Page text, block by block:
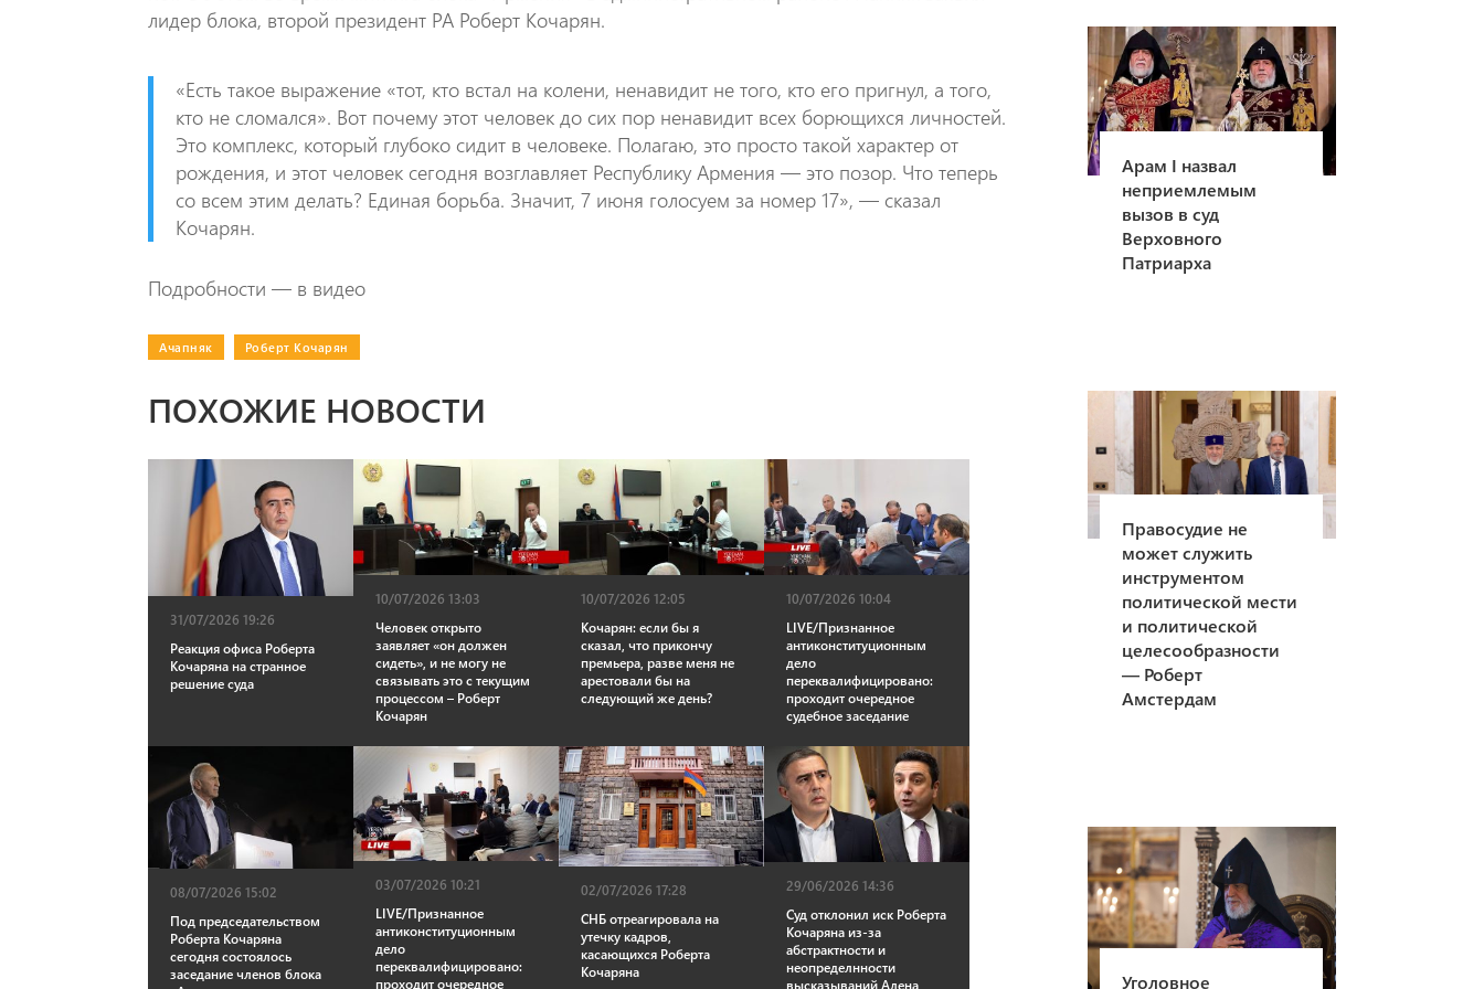
лидер блока, второй президент РА Роберт Кочарян.
«Есть такое выражение «тот, кто встал на колени, ненавидит не того, кто его пригнул, а того,
кто не сломался». Вот почему этот человек до сих пор ненавидит всех борющихся личностей.
Это комплекс, который глубоко сидит в человеке. Полагаю, это просто такой характер от
рождения, и этот человек сегодня возглавляет Республику Армения — это позор. Что теперь
со всем этим делать? Единая борьба. Значит, 7 июня голосуем за номер 17», — сказал
Кочарян.
Подробности — в видео
Ачапняк Роберт Кочарян
ПОХОЖИЕ НОВОСТИ
31/07/2026 19:26
Реакция офиса Роберта
Кочаряна на странное
решение суда
10/07/2026 13:03
Человек открыто
заявляет «он должен
сидеть», и не могу не
связывать это с текущим
процессом – Роберт
Кочарян
10/07/2026 12:05
Кочарян: если бы я
сказал, что прикончу
премьера, разве меня не
арестовали бы на
следующий же день?
10/07/2026 10:04
LIVE/Признанное
антиконституционным
дело
переквалифицировано:
проходит очередное
судебное заседание
08/07/2026 15:02
Под председательством
Роберта Кочаряна
сегодня состоялось
заседание членов блока
03/07/2026 10:21
LIVE/Признанное
антиконституционным
дело
переквалифицировано:
проходит очередное
02/07/2026 17:28
СНБ отреагировала на
утечку кадров,
касающихся Роберта
Кочаряна
29/06/2026 14:36
Суд отклонил иск Роберта
Кочаряна из-за
абстрактности и
неопределнности
высказываний Алена
Арам I назвал
неприемлемым
вызов в суд
Верховного
Патриарха
Правосудие не
может служить
инструментом
политической мести
и политической
целесообразности
— Роберт
Амстердам
Уголовное